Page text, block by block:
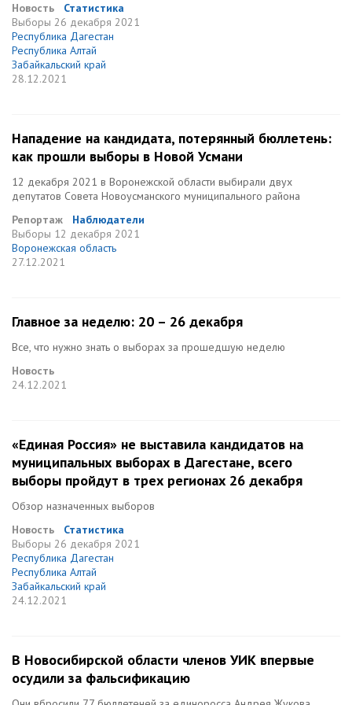
Новость
Статистика
Выборы 26 декабря 2021
Республика Дагестан
Республика Алтай
Забайкальский край
28.12.2021
Нападение на кандидата, потерянный бюллетень:
как прошли выборы в Новой Усмани
12 декабря 2021 в Воронежской области выбирали двух
депутатов Совета Новоусманского муниципального района
Репортаж
Наблюдатели
Выборы 12 декабря 2021
Воронежская область
27.12.2021
Главное за неделю: 20 – 26 декабря
Все, что нужно знать о выборах за прошедшую неделю
Новость
24.12.2021
«Единая Россия» не выставила кандидатов на
муниципальных выборах в Дагестане, всего
выборы пройдут в трех регионах 26 декабря
Обзор назначенных выборов
Новость
Статистика
Выборы 26 декабря 2021
Республика Дагестан
Республика Алтай
Забайкальский край
24.12.2021
В Новосибирской области членов УИК впервые
осудили за фальсификацию